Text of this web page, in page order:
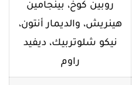
روبين كوخ، بينجامين
هينريش، والديمار أنتون،
نيكو شلوتربيك، ديفيد
راوم